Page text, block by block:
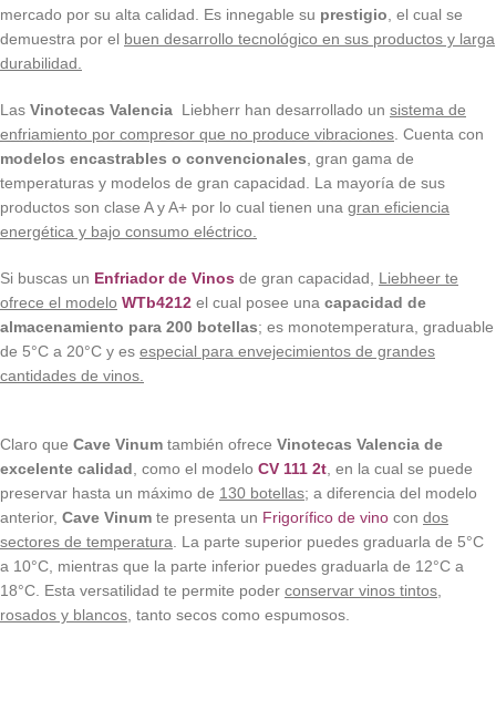
mercado por su alta calidad. Es innegable su prestigio , el cual se
demuestra por el buen desarrollo tecnológico en sus productos y larga
durabilidad.
Las Vinotecas Valencia Liebherr han desarrollado un sistema de
enfriamiento por compresor que no produce vibraciones . Cuenta con
modelos encastrables o convencionales , gran gama de
temperaturas y modelos de gran capacidad. La mayoría de sus
productos son clase A y A+ por lo cual tienen una gran eficiencia
energética y bajo consumo eléctrico.
Si buscas un Enfriador de Vinos de gran capacidad, Liebheer te
ofrece el modelo WTb4212 el cual posee una capacidad de
almacenamiento para 200 botellas; es monotemperatura, graduable
de 5°C a 20°C y es especial para envejecimientos de grandes
cantidades de vinos.
Claro que Cave Vinum también ofrece Vinotecas Valencia de
excelente calidad , como el modelo CV 111 2t , en la cual se puede
preservar hasta un máximo de 130 botellas; a diferencia del modelo
anterior, Cave Vinum te presenta un Frigorífico de vino con dos
sectores de temperatura . La parte superior puedes graduarla de 5°C
a 10°C, mientras que la parte inferior puedes graduarla de 12°C a
18°C. Esta versatilidad te permite poder conservar vinos tintos,
rosados y blancos , tanto secos como espumosos.